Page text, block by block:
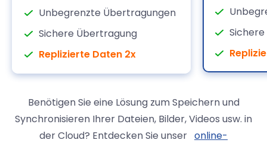
Unbegrenzte Übertragungen
Sichere Übertragung
Replizierte Daten 2x
Benötigen Sie eine Lösung zum Speichern und
Synchronisieren Ihrer Dateien, Bilder, Videos usw. in
der Cloud? Entdecken Sie unser online-